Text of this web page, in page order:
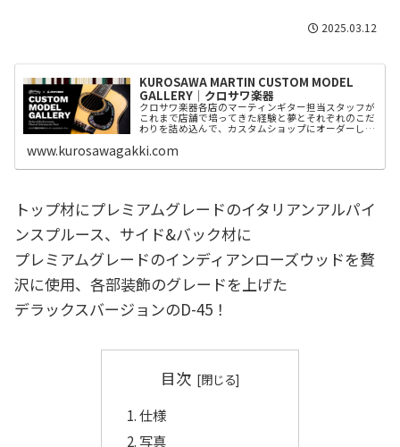
2025.03.12
KUROSAWA MARTIN CUSTOM MODEL
GALLERY│クロサワ楽器
クロサワ楽器各店のマーティンギター担当スタッフが
これまで店舗で培ってきた経験と夢とそれぞれのこだ
わりを詰め込んで、カスタムショップにオーダーした
www.kurosawagakki.com
トップ材にプレミアムグレードのイタリアンアルパイ
ンスプルース、サイド&バック材に
プレミアムグレードのインディアンローズウッドを贅
沢に使用、各部装飾のグレードを上げた
デラックスバージョンのD-45！
目次
仕様
写真